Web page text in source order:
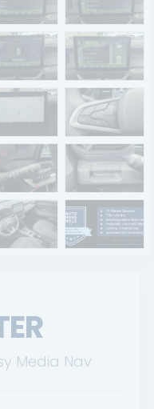
Media Nav